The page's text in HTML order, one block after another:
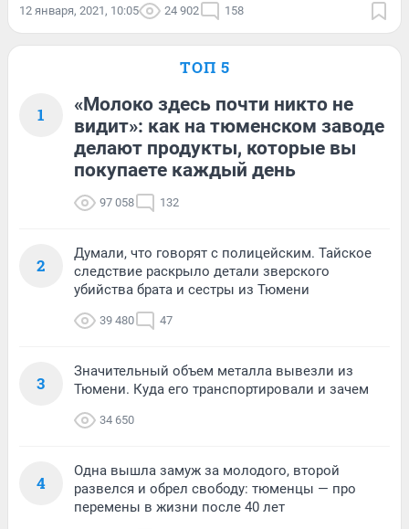
12 января, 2021, 10:05 24 902 158
ТОП 5
1
«Молоко здесь почти никто не
видит»: как на тюменском заводе
делают продукты, которые вы
покупаете каждый день
97 058 132
2
Думали, что говорят с полицейским. Тайское
следствие раскрыло детали зверского
убийства брата и сестры из Тюмени
39 480 47
3
Значительный объем металла вывезли из
Тюмени. Куда его транспортировали и зачем
34 650
4
Одна вышла замуж за молодого, второй
развелся и обрел свободу: тюменцы — про
перемены в жизни после 40 лет